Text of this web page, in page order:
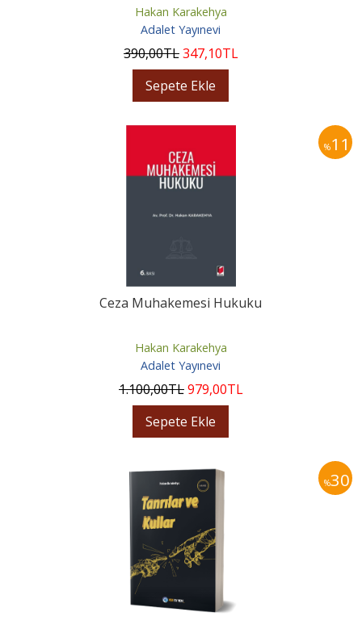
Hakan Karakehya
Adalet Yayınevi
390,00TL347,10TL
Sepete Ekle
%11
Ceza Muhakemesi Hukuku
Hakan Karakehya
Adalet Yayınevi
1.100,00TL979,00TL
Sepete Ekle
%30